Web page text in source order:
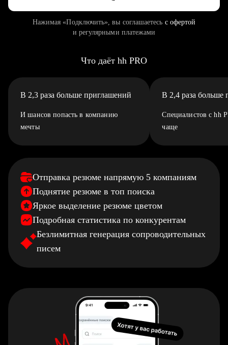
Нажимая «Подключить», вы соглашаетесь с офертой
и регулярными платежами
Что даёт hh PRO
В 2,3 раза больше приглашений
И шансов попасть в компанию
мечты
В 2,4 раза больше
Специалистов с hh
чаще
Отправка резюме напрямую 5 компаниям
Поднятие резюме в топ поиска
Яркое выделение резюме цветом
Подробная статистика по конкурентам
Безлимитная генерация сопроводительных
писем